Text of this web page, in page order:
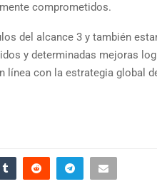
comprometidos.
del alcance 3 y también
y determinadas mejoras
línea con la estrategia global